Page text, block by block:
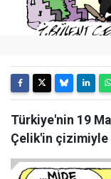
Türkiye'nin 19
Çelik'in çizimiyle